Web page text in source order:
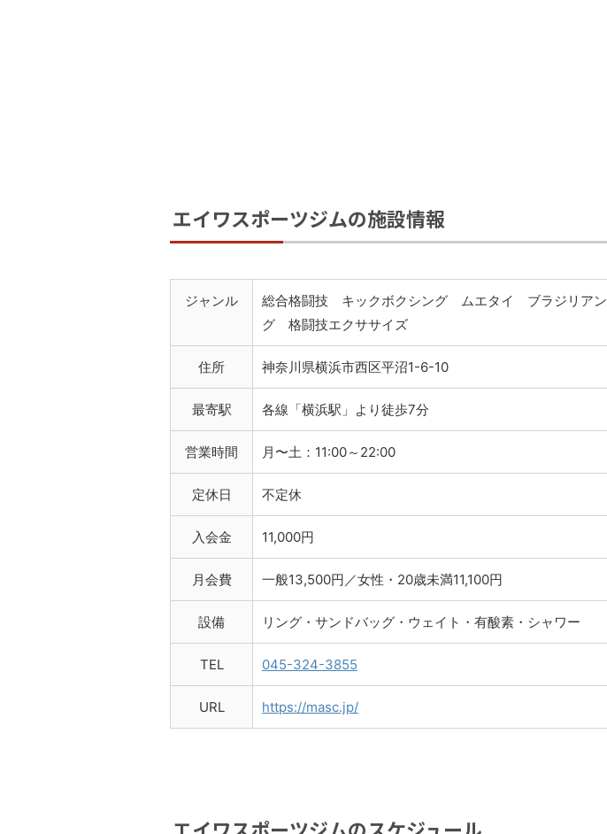
エイワスポーツジムの施設情報
ジャンル
総合格闘技 キックボクシング ムエタイ ブラジリア
グ 格闘技エクササイズ
住所 神奈川県横浜市西区平沼1-6-10
最寄駅 各線「横浜駅」より徒歩7分
営業時間 月〜土：11:00～22:00
定休日 不定休
入会金 11,000円
月会費 一般13,500円／女性・20歳未満11,100円
設備 リング・サンドバッグ・ウェイト・有酸素・シャワー
TEL 045-324-3855
URL https://masc.jp/